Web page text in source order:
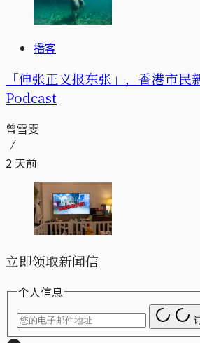
播客
「伸张正义报东张」，香港市民
Podcast
曾雪雯
2 天前
立即领取新闻信
个人信息